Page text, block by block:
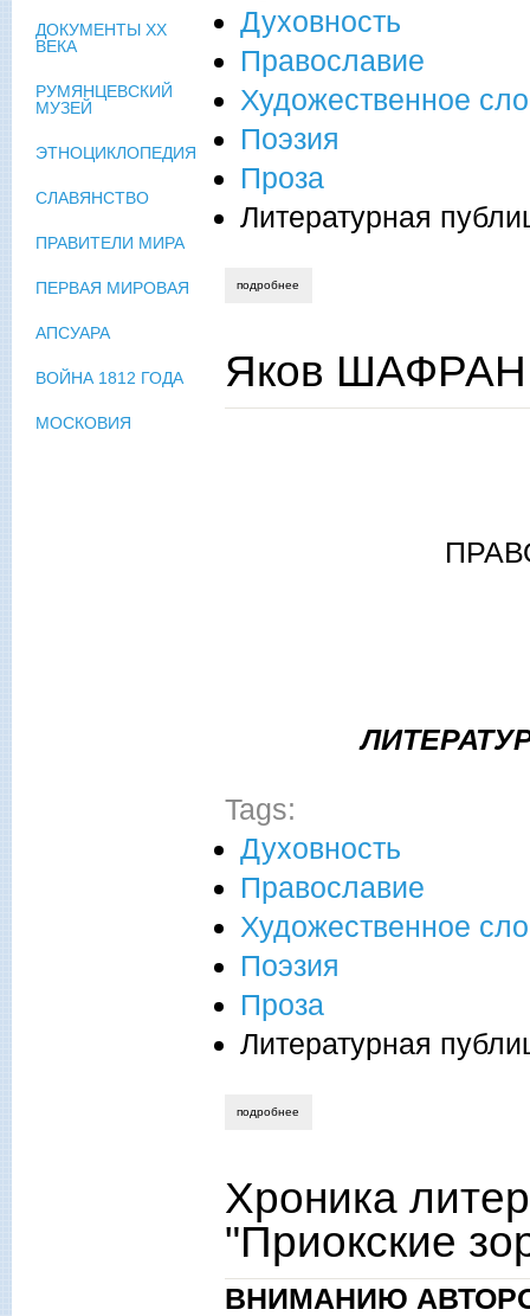
Духовность
Православие
Художественное
Поэзия
Проза
Литературная
подробнее
Яков ШАФРАН.
Tags:
Духовность
Православие
Художественное
Поэзия
Проза
Литературная
подробнее
Хроника
"Приокские
ВНИМАНИЮ
ДОКУМЕНТЫ XX
ВЕКА
РУМЯНЦЕВСКИЙ
МУЗЕЙ
ЭТНОЦИКЛОПЕДИЯ
СЛАВЯНСТВО
ПРАВИТЕЛИ МИРА
ПЕРВАЯ МИРОВАЯ
АПСУАРА
ВОЙНА 1812 ГОДА
МОСКОВИЯ